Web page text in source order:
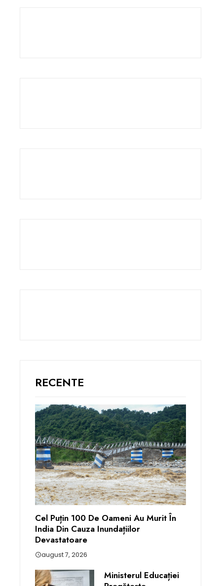
RECENTE
Cel Puțin 100 De Oameni Au Murit În
India Din Cauza Inundațiilor
Devastatoare
august 7, 2026
Ministerul Educației